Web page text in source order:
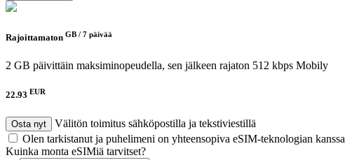
Rajoittamaton GB / 7 päivää
2 GB päivittäin maksiminopeudella, sen jälkeen rajaton 512 kbps Mobily
22.93 EUR
Osta nyt
Välitön toimitus sähköpostilla ja tekstiviestillä
Olen tarkistanut ja puhelimeni on yhteensopiva eSIM-teknologian kanssa
Kuinka monta eSIMiä tarvitset?